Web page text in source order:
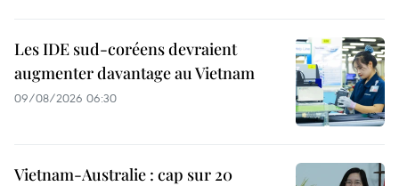
Les IDE sud-coréens devraient
augmenter davantage au Vietnam
09/08/2026 06:30
Vietnam-Australie : cap sur 20